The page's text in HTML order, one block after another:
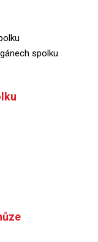
spolku